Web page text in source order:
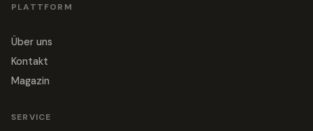
PLATTFORM
Über uns
Kontakt
Magazin
SERVICE